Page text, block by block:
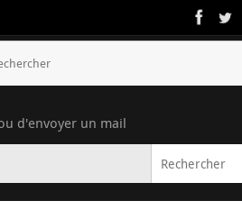
d'envoyer un mail